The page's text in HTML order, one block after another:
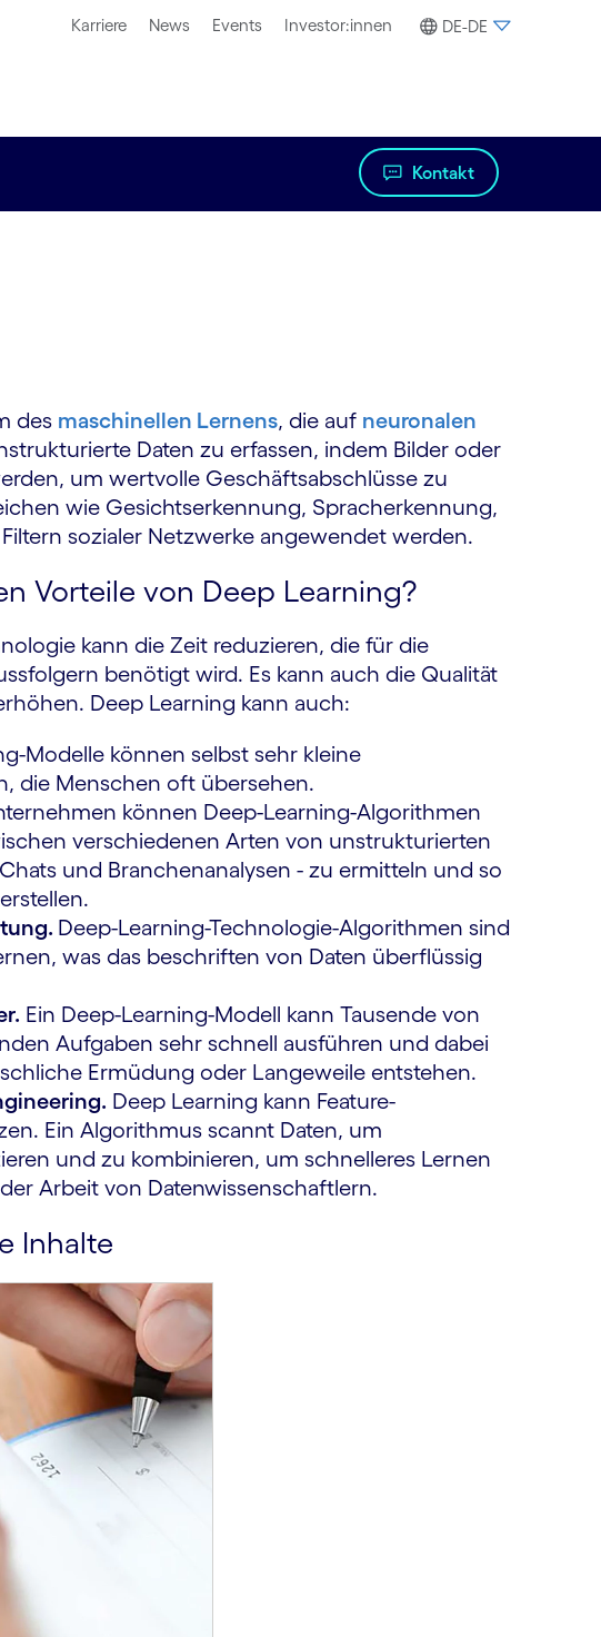
Karriere News Events Investor:innen DE-DE
Kontakt
des maschinellen Lernens, die auf neuronalen
Daten zu erfassen, indem Bilder oder
um wertvolle Geschäftsabschlüsse zu
wie Gesichtserkennung, Spracherkennung,
sozialer Netzwerke angewendet werden.
Vorteile von Deep Learning?
kann die Zeit reduzieren, die für die
benötigt wird. Es kann auch die Qualität
Deep Learning kann auch:
Modelle können selbst sehr kleine
die Menschen oft übersehen.
können Deep-Learning-Algorithmen
verschiedenen Arten von unstrukturierten
und Branchenanalysen - zu ermitteln und so
Deep-Learning-Technologie-Algorithmen sind
was das beschriften von Daten überflüssig
Ein Deep-Learning-Modell kann Tausende von
Aufgaben sehr schnell ausführen und dabei
Ermüdung oder Langeweile entstehen.
Deep Learning kann Feature-
Ein Algorithmus scannt Daten, um
und zu kombinieren, um schnelleres Lernen
Arbeit von Datenwissenschaftlern.
Inhalte